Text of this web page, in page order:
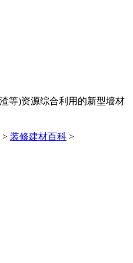
等)资源综合利用的新型墙材
> 装修建材百科 >